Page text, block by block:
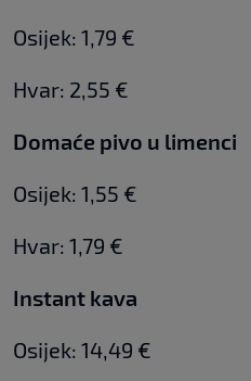
Osijek: 1,79 €
Hvar: 2,55 €
Domaće pivo u limenci
Osijek: 1,55 €
Hvar: 1,79 €
Instant kava
Osijek: 14,49 €